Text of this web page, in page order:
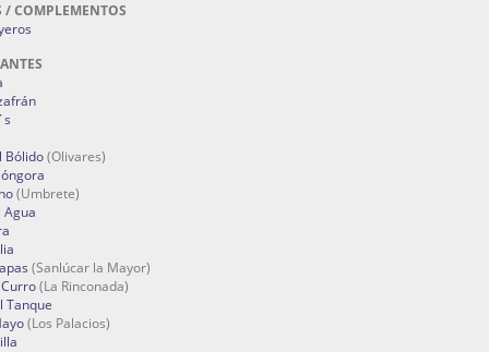
/ COMPLEMENTOS
Bólido(Olivares)
(Umbrete)
(Sanlúcar la Mayor)
(La Rinconada)
Tanque
(Los Palacios)